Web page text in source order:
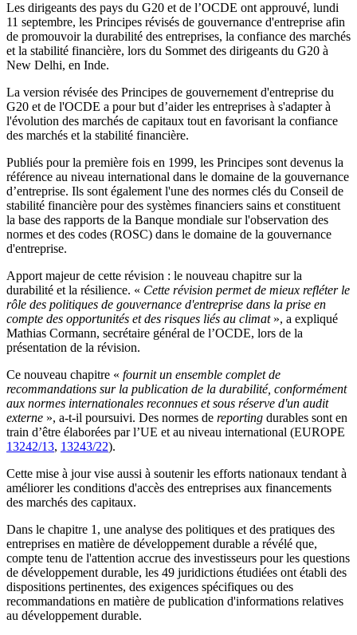
Les dirigeants des pays du G20 et de l’OCDE ont approuvé, lundi
11 septembre, les Principes révisés de gouvernance d'entreprise afin
de promouvoir la durabilité des entreprises, la confiance des marchés
et la stabilité financière, lors du Sommet des dirigeants du G20 à
New Delhi, en Inde.
La version révisée des Principes de gouvernement d'entreprise du
G20 et de l'OCDE a pour but d’aider les entreprises à s'adapter à
l'évolution des marchés de capitaux tout en favorisant la confiance
des marchés et la stabilité financière.
Publiés pour la première fois en 1999, les Principes sont devenus la
référence au niveau international dans le domaine de la gouvernance
d’entreprise. Ils sont également l'une des normes clés du Conseil de
stabilité financière pour des systèmes financiers sains et constituent
la base des rapports de la Banque mondiale sur l'observation des
normes et des codes (ROSC) dans le domaine de la gouvernance
d'entreprise.
Apport majeur de cette révision : le nouveau chapitre sur la
durabilité et la résilience. « Cette révision permet de mieux refléter le
rôle des politiques de gouvernance d'entreprise dans la prise en
compte des opportunités et des risques liés au climat », a expliqué
Mathias Cormann, secrétaire général de l’OCDE, lors de la
présentation de la révision.
Ce nouveau chapitre « fournit un ensemble complet de
recommandations sur la publication de la durabilité, conformément
aux normes internationales reconnues et sous réserve d'un audit
externe », a-t-il poursuivi. Des normes de reporting durables sont en
train d’être élaborées par l’UE et au niveau international (EUROPE
13242/13, 13243/22).
Cette mise à jour vise aussi à soutenir les efforts nationaux tendant à
améliorer les conditions d'accès des entreprises aux financements
des marchés des capitaux.
Dans le chapitre 1, une analyse des politiques et des pratiques des
entreprises en matière de développement durable a révélé que,
compte tenu de l'attention accrue des investisseurs pour les questions
de développement durable, les 49 juridictions étudiées ont établi des
dispositions pertinentes, des exigences spécifiques ou des
recommandations en matière de publication d'informations relatives
au développement durable.